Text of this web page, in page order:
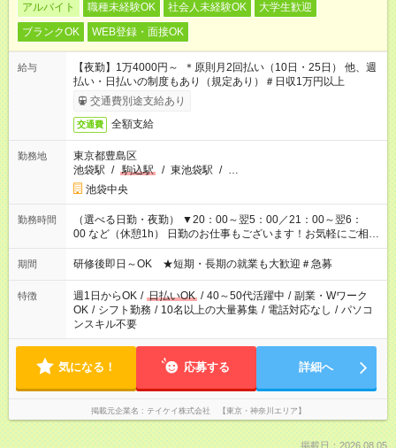
アルバイト 職種未経験OK 社会人未経験OK
大学生歓迎
ブランクOK
WEB登録・面接OK
給与
【夜勤】1万4000円～ ＊原則月2回払い（10日・25日） 他、週
払い・日払いの制度もあり（規定あり）＃日収1万円以上
交通費別途支給あり
交通費 全額支給
勤務地
東京都豊島区
池袋駅 / 駒込駅 / 東池袋駅 / …
池袋中央
勤務時間
（選べる日勤・夜勤） ▼20：00～翌5：00／21：00～翌6：
00 など（休憩1h） 日勤のお仕事もございます！お気軽にご相談
ください！
期間 研修後即日～OK ★短期・長期の就業も大歓迎＃急募
特徴 週1日からOK / 日払いOK / 40～50代活躍中 / 副業・Wワーク
OK / シフト勤務 / 10名以上の大量募集 / 電話対応なし / パソコ
ンスキル不要
気になる！ 応募する 詳細へ
掲載元企業名 テイケイ株式会社 【東京・神奈川エリア】
掲載日：2026.08.05